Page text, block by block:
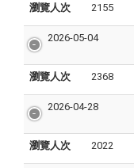
瀏覽人次 2155
2026-05-04
瀏覽人次 2368
2026-04-28
瀏覽人次 2022